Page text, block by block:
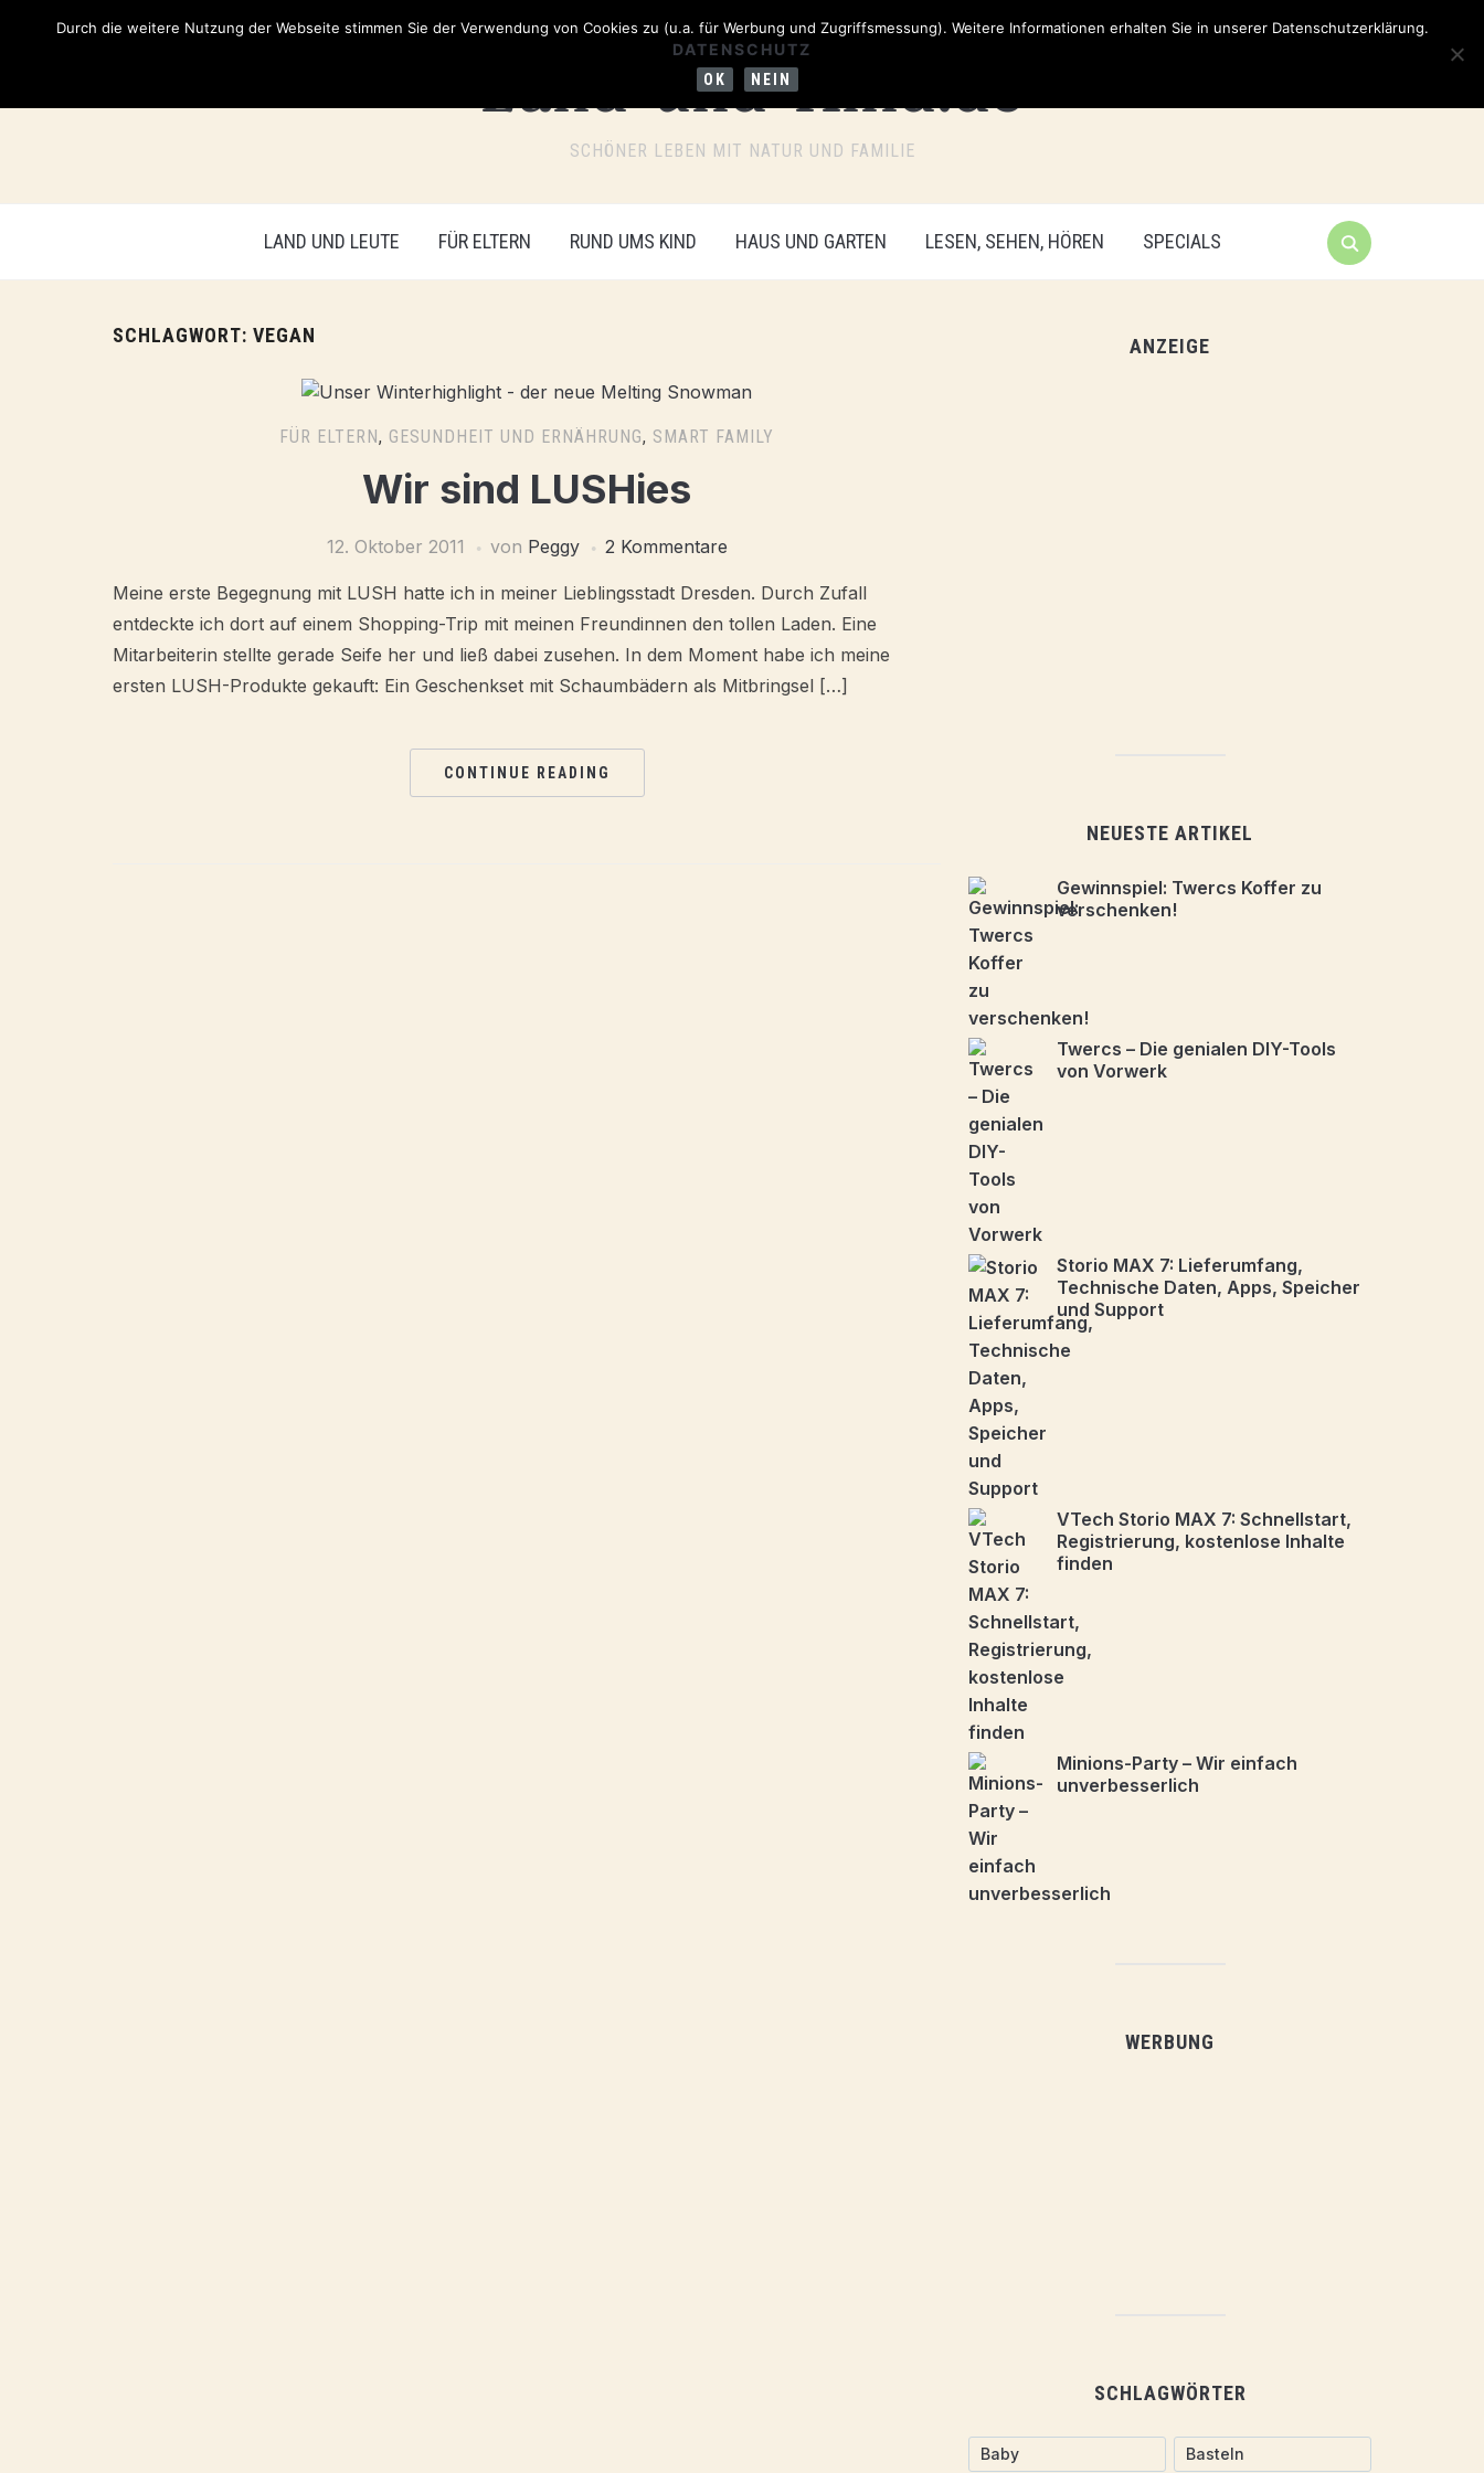
SCHÖNER LEBEN MIT NATUR UND FAMILIE
LAND UND LEUTE FÜR ELTERN RUND UMS KIND HAUS UND GARTEN LESEN, SEHEN, HÖREN SPECIALS
SCHLAGWORT: VEGAN
FÜR ELTERN, GESUNDHEIT UND ERNÄHRUNG, SMART FAMILY
Wir sind LUSHies
12. Oktober 2011 von Peggy 2 Kommentare
Meine erste Begegnung mit LUSH hatte ich in meiner Lieblingsstadt Dresden. Durch Zufall
entdeckte ich dort auf einem Shopping-Trip mit meinen Freundinnen den tollen Laden. Eine
Mitarbeiterin stellte gerade Seife her und ließ dabei zusehen. In dem Moment habe ich meine
ersten LUSH-Produkte gekauft: Ein Geschenkset mit Schaumbädern als Mitbringsel […]
CONTINUE READING
ANZEIGE
NEUESTE ARTIKEL
Gewinnspiel: Twercs Koffer zu
verschenken!
Twercs – Die genialen DIY-Tools
von Vorwerk
Storio MAX 7: Lieferumfang,
Technische Daten, Apps, Speicher
und Support
VTech Storio MAX 7: Schnellstart,
Registrierung, kostenlose Inhalte
finden
Minions-Party – Wir einfach
unverbesserlich
WERBUNG
SCHLAGWÖRTER
Baby Basteln
Durch die weitere Nutzung der Webseite stimmen Sie der Verwendung von Cookies zu (u.a. für Werbung und Zugriffsmessung). Weitere Informationen erhalten Sie in unserer Datenschutzerklärung.
DATENSCHUTZ
OK NEIN